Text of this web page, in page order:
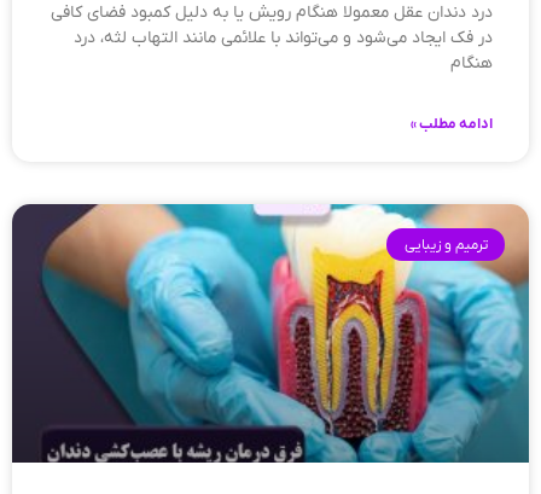
درد دندان عقل معمولا هنگام رویش یا به دلیل کمبود فضای کافی
در فک ایجاد می‌شود و می‌تواند با علائمی مانند التهاب لثه، درد
هنگام
ادامه مطلب »
ترمیم و زیبایی